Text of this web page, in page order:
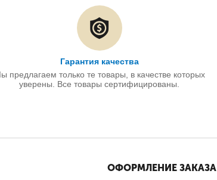
Гарантия качества
предлагаем только те товары, в качестве которых
уверены. Все товары сертифицированы.
ОФОРМЛЕНИЕ ЗАКАЗА